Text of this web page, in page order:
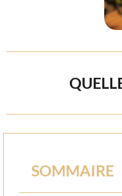
SOMMAIRE